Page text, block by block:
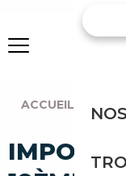
ACCUEIL
IMPORT